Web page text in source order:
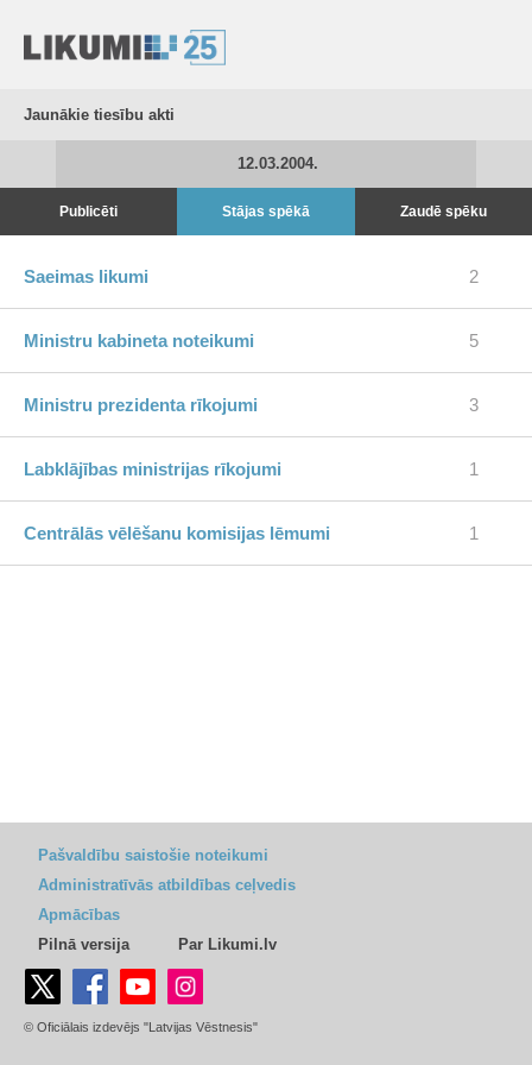
Jaunākie tiesību akti
12.03.2004.
Publicēti Stājas spēkā Zaudē spēku
Saeimas likumi 2
Ministru kabineta noteikumi 5
Ministru prezidenta rīkojumi 3
Labklājības ministrijas rīkojumi 1
Centrālās vēlēšanu komisijas lēmumi 1
Pašvaldību saistošie noteikumi
Administratīvās atbildības ceļvedis
Apmācības
Pilnā versija
Par Likumi.lv
© Oficiālais izdevējs "Latvijas Vēstnesis"